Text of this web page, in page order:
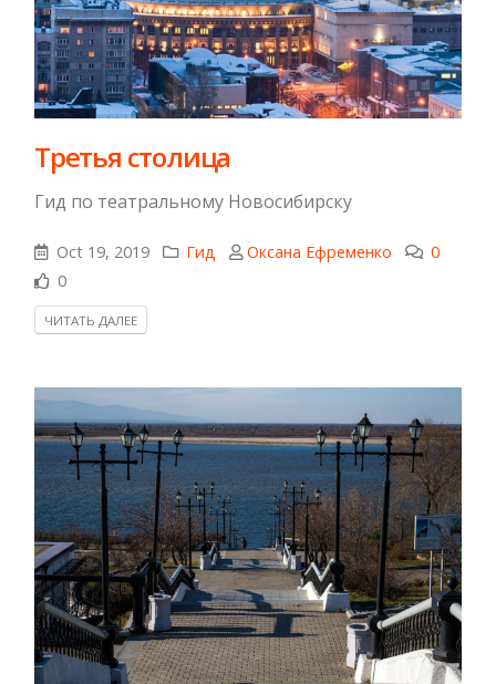
Третья столица
Гид по театральному Новосибирску
Oct 19, 2019 Гид Оксана Ефременко
0
0
ЧИТАТЬ ДАЛЕЕ